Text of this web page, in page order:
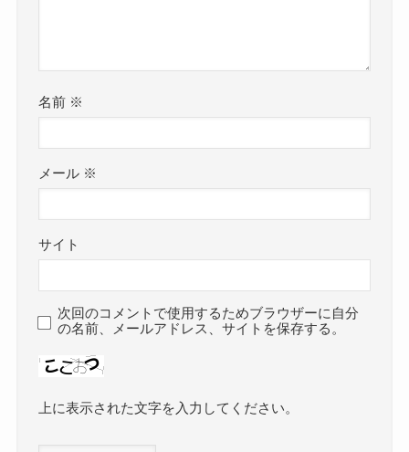
名前 ※
メール ※
サイト
次回のコメントで使用するためブラウザーに自分
の名前、メールアドレス、サイトを保存する。
上に表示された文字を入力してください。